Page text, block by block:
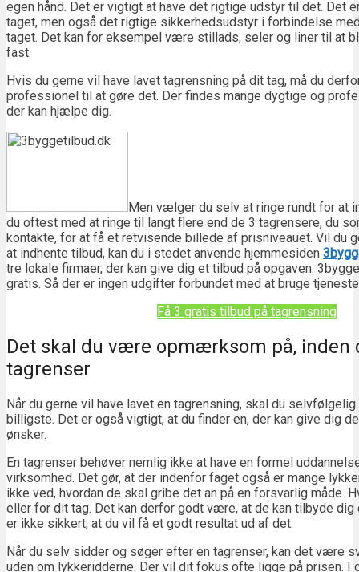
egen hånd. Det er vigtigt at have det rigtige udstyr til det. Det
taget, men også det rigtige sikkerhedsudstyr i forbindelse
taget. Det kan for eksempel være stillads, seler og liner til at
fast.
Hvis du gerne vil have lavet tagrensning på dit tag, må du
professionel til at gøre det. Der findes mange dygtige og
der kan hjælpe dig.
Men vælger du selv at ringe rundt for at
du oftest med at ringe til langt flere end de 3 tagrensere, du
kontakte, for at få et retvisende billede af prisniveauet. Vil du
at indhente tilbud, kan du i stedet anvende hjemmesiden
tre lokale firmaer, der kan give dig et tilbud på opgaven.
gratis. Så der er ingen udgifter forbundet med at bruge
Få 3 gratis tilbud på tagrensning
Det skal du være opmærksom på, inden
tagrenser
Når du gerne vil have lavet en tagrensning, skal du
billigste. Det er også vigtigt, at du finder en, der kan give dig
ønsker.
En tagrenser behøver nemlig ikke at have en formel
virksomhed. Det gør, at der indenfor faget også er mange
ikke ved, hvordan de skal gribe det an på en forsvarlig måde.
eller for dit tag. Det kan derfor godt være, at de kan tilbyde dig
er ikke sikkert, at du vil få et godt resultat ud af det.
Når du selv sidder og søger efter en tagrenser, kan det være
uden om lykkeridderne. Der vil dit fokus ofte ligge på prisen.